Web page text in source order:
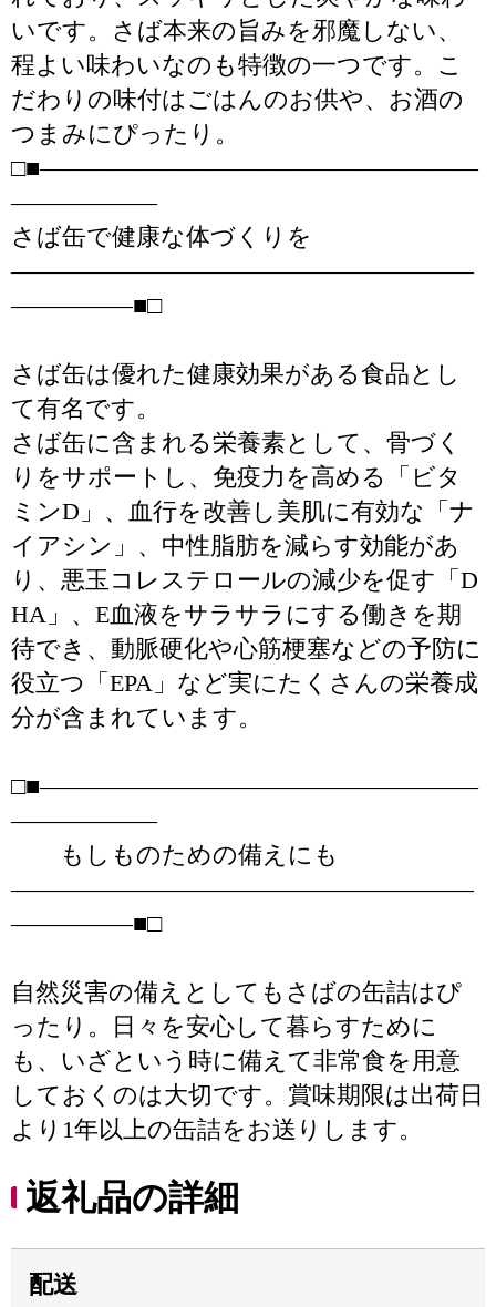
いです。さば本来の旨みを邪魔しない、
程よい味わいなのも特徴の一つです。こ
だわりの味付はごはんのお供や、お酒の
つまみにぴったり。
□■――――――――――――――――――
――――――
さば缶で健康な体づくりを
―――――――――――――――――――
―――――■□
さば缶は優れた健康効果がある食品とし
て有名です。
さば缶に含まれる栄養素として、骨づく
りをサポートし、免疫力を高める「ビタ
ミンD」、血行を改善し美肌に有効な「ナ
イアシン」、中性脂肪を減らす効能があ
り、悪玉コレステロールの減少を促す「D
HA」、E血液をサラサラにする働きを期
待でき、動脈硬化や心筋梗塞などの予防に
役立つ「EPA」など実にたくさんの栄養成
分が含まれています。
□■――――――――――――――――――
――――――
もしものための備えにも
―――――――――――――――――――
―――――■□
自然災害の備えとしてもさばの缶詰はぴ
ったり。日々を安心して暮らすために
も、いざという時に備えて非常食を用意
しておくのは大切です。賞味期限は出荷日
より1年以上の缶詰をお送りします。
返礼品の詳細
配送